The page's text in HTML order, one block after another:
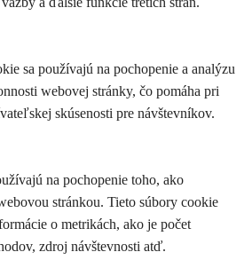
sa používajú na pochopenie a analýzu
webovej stránky, čo pomáha pri
skúsenosti pre návštevníkov.
na pochopenie toho, ako
stránkou. Tieto súbory cookie
o metrikách, ako je počet
zdroj návštevnosti atď.